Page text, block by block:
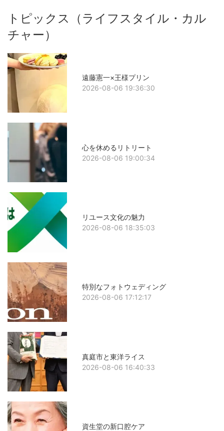
トピックス（ライフスタイル・カル
チャー）
遠藤憲一×王様プリン
2026-08-06 19:36:30
心を休めるリトリート
2026-08-06 19:00:34
リユース文化の魅力
2026-08-06 18:35:03
特別なフォトウェディング
2026-08-06 17:12:17
真庭市と東洋ライス
2026-08-06 16:40:33
資生堂の新口腔ケア